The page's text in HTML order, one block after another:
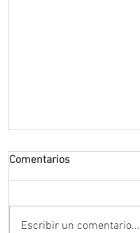
Comentarios
Escribir un comentario...